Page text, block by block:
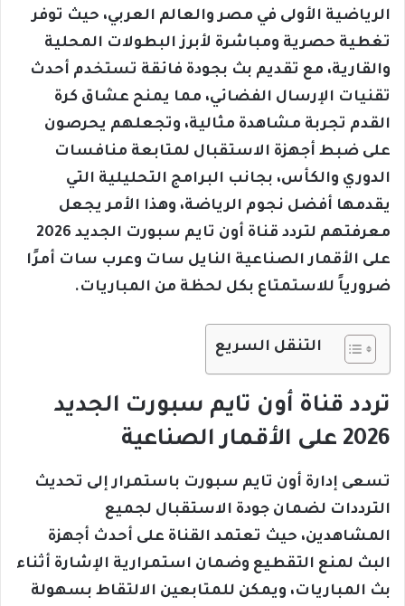
الرياضية الأولى في مصر والعالم العربي، حيث توفر
تغطية حصرية ومباشرة لأبرز البطولات المحلية
والقارية، مع تقديم بث بجودة فائقة تستخدم أحدث
تقنيات الإرسال الفضائي، مما يمنح عشاق كرة
القدم تجربة مشاهدة مثالية، وتجعلهم يحرصون
على ضبط أجهزة الاستقبال لمتابعة منافسات
الدوري والكأس، بجانب البرامج التحليلية التي
يقدمها أفضل نجوم الرياضة، وهذا الأمر يجعل
معرفتهم لتردد قناة أون تايم سبورت الجديد 2026
على الأقمار الصناعية النايل سات وعرب سات أمرًا
ضرورياً للاستمتاع بكل لحظة من المباريات.
التنقل السريع
تردد قناة أون تايم سبورت الجديد
2026 على الأقمار الصناعية
تسعى إدارة أون تايم سبورت باستمرار إلى تحديث
الترددات لضمان جودة الاستقبال لجميع
المشاهدين، حيث تعتمد القناة على أحدث أجهزة
البث لمنع التقطيع وضمان استمرارية الإشارة أثناء
بث المباريات، ويمكن للمتابعين الالتقاط بسهولة